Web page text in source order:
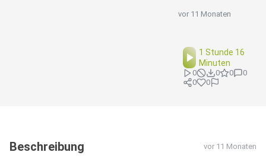
vor 11 Monaten
1 Stunde 16
Minuten
0 0 0
0
0
0
Beschreibung vor 11 Monaten